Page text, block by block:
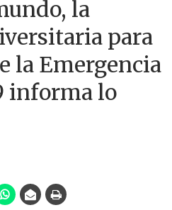
la
para
la Emergencia
informa lo